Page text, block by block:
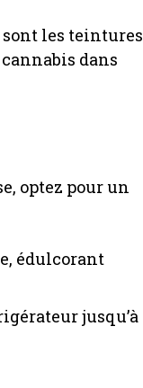
sont les teintures
dans
optez pour un
édulcorant
jusqu’à